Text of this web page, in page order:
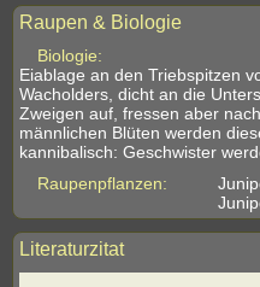
Raupen & Biologie
Biologie:
Eiablage an den Triebspitzen
Wacholders, dicht an die
Zweigen auf, fressen aber
männlichen Blüten werden
kannibalisch: Geschwister
Raupenpflanzen:
Literaturzitat